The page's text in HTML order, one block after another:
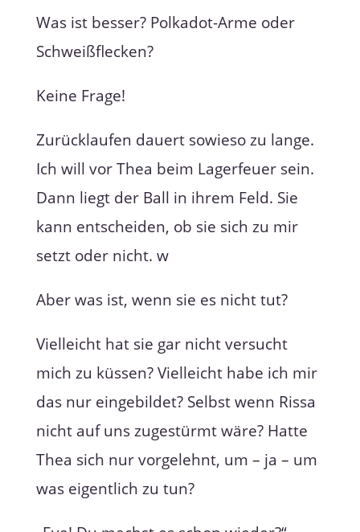
Was ist besser? Polkadot-Arme oder
Schweißflecken?
Keine Frage!
Zurücklaufen dauert sowieso zu lange.
Ich will vor Thea beim Lagerfeuer sein.
Dann liegt der Ball in ihrem Feld. Sie
kann entscheiden, ob sie sich zu mir
setzt oder nicht. w
Aber was ist, wenn sie es nicht tut?
Vielleicht hat sie gar nicht versucht
mich zu küssen? Vielleicht habe ich mir
das nur eingebildet? Selbst wenn Rissa
nicht auf uns zugestürmt wäre? Hatte
Thea sich nur vorgelehnt, um ­­– ja – um
was eigentlich zu tun?